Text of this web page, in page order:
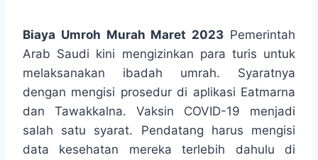
Biaya Umroh Murah Maret 2023 Pemerintah
Arab Saudi kini mengizinkan para turis untuk
melaksanakan ibadah umrah. Syaratnya
dengan mengisi prosedur di aplikasi Eatmarna
dan Tawakkalna. Vaksin COVID-19 menjadi
salah satu syarat. Pendatang harus mengisi
data kesehatan mereka terlebih dahulu di